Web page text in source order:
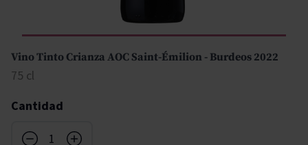
Vino Tinto Crianza AOC Saint-Émilion - Burdeos 2022
75 cl
Cantidad